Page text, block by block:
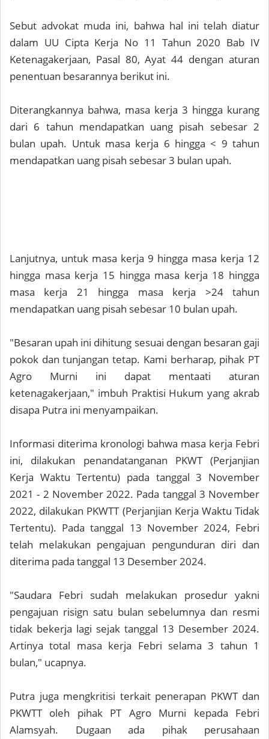
Sebut advokat muda ini, bahwa hal ini telah diatur
dalam UU Cipta Kerja No 11 Tahun 2020 Bab IV
Ketenagakerjaan, Pasal 80, Ayat 44 dengan aturan
penentuan besarannya berikut ini.
Diterangkannya bahwa, masa kerja 3 hingga kurang
dari 6 tahun mendapatkan uang pisah sebesar 2
bulan upah. Untuk masa kerja 6 hingga < 9 tahun
mendapatkan uang pisah sebesar 3 bulan upah.
Lanjutnya, untuk masa kerja 9 hingga masa kerja 12
hingga masa kerja 15 hingga masa kerja 18 hingga
masa kerja 21 hingga masa kerja >24 tahun
mendapatkan uang pisah sebesar 10 bulan upah.
"Besaran upah ini dihitung sesuai dengan besaran gaji
pokok dan tunjangan tetap. Kami berharap, pihak PT
Agro Murni ini dapat mentaati aturan
ketenagakerjaan," imbuh Praktisi Hukum yang akrab
disapa Putra ini menyampaikan.
Informasi diterima kronologi bahwa masa kerja Febri
ini, dilakukan penandatanganan PKWT (Perjanjian
Kerja Waktu Tertentu) pada tanggal 3 November
2021 - 2 November 2022. Pada tanggal 3 November
2022, dilakukan PKWTT (Perjanjian Kerja Waktu Tidak
Tertentu). Pada tanggal 13 November 2024, Febri
telah melakukan pengajuan pengunduran diri dan
diterima pada tanggal 13 Desember 2024.
"Saudara Febri sudah melakukan prosedur yakni
pengajuan risign satu bulan sebelumnya dan resmi
tidak bekerja lagi sejak tanggal 13 Desember 2024.
Artinya total masa kerja Febri selama 3 tahun 1
bulan," ucapnya.
Putra juga mengkritisi terkait penerapan PKWT dan
PKWTT oleh pihak PT Agro Murni kepada Febri
Alamsyah. Dugaan ada pihak perusahaan